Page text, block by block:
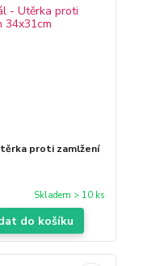
proti zamlžení
Skladem > 10 ks
do košíku